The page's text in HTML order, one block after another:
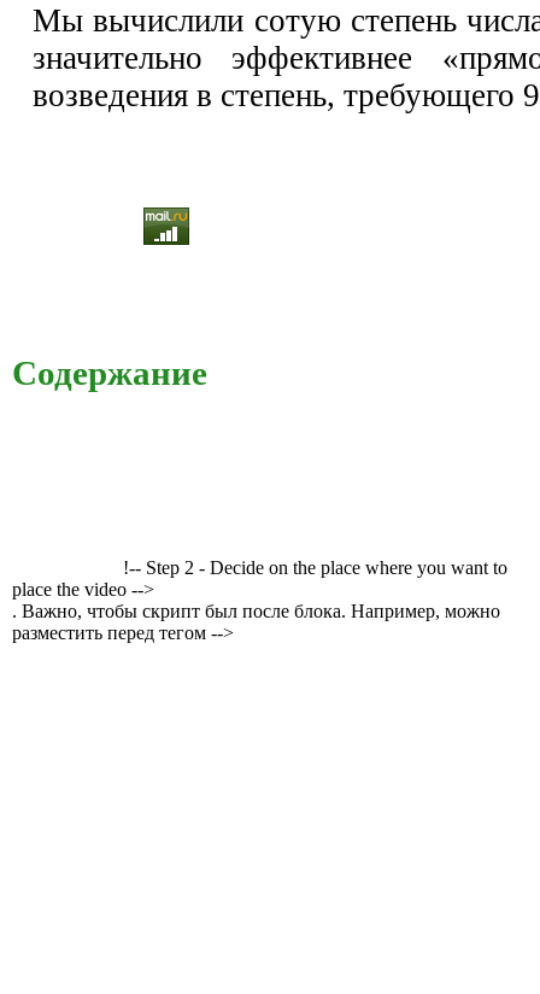
Мы вычислили сотую степень
значительно эффективнее
возведения в степень, требующего
Содержание
!-- Step 2 - Decide on the place where you want to
place the video -->
. Важно, чтобы скрипт был после блока. Например, можно
разместить перед тегом -->